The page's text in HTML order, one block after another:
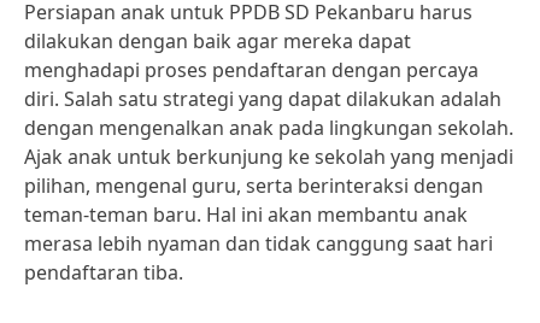
Persiapan anak untuk PPDB SD Pekanbaru harus
dilakukan dengan baik agar mereka dapat
menghadapi proses pendaftaran dengan percaya
diri. Salah satu strategi yang dapat dilakukan adalah
dengan mengenalkan anak pada lingkungan sekolah.
Ajak anak untuk berkunjung ke sekolah yang menjadi
pilihan, mengenal guru, serta berinteraksi dengan
teman-teman baru. Hal ini akan membantu anak
merasa lebih nyaman dan tidak canggung saat hari
pendaftaran tiba.